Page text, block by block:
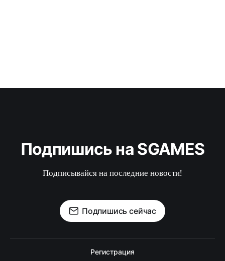
Подпишись на SGAMES
Подписывайся на последние новости!
Подпишись сейчас
Регистрация